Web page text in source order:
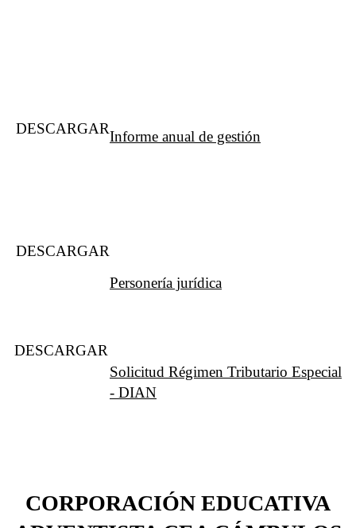
DESCARGARInforme anual de gestión
DESCARGAR
Personería jurídica
DESCARGAR
Solicitud Régimen Tributario Especial
- DIAN
CORPORACIÓN EDUCATIVA